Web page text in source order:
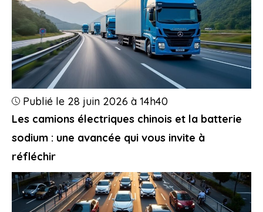
Les camions électriques chinois et la batterie
sodium : une avancée qui vous invite à
réfléchir
Publié le 28 juin 2026 à 14h40